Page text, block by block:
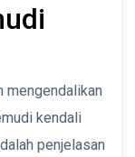
mengendalikan
kendali
penjelasan